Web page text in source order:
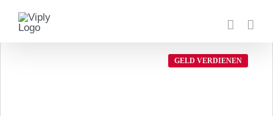
Inhalt
springen
GELD VERDIENEN